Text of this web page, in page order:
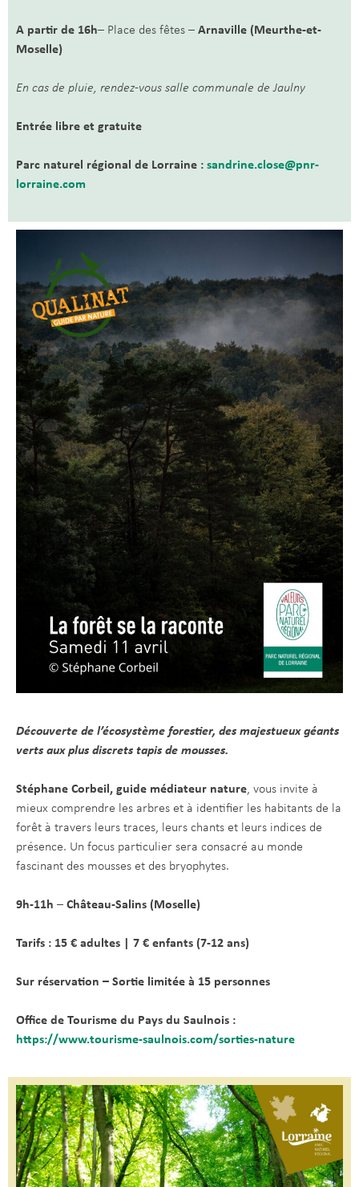
A partir de 16h– Place des fêtes – Arnaville (Meurthe-et-
Moselle)
En cas de pluie, rendez-vous salle communale de Jaulny
Entrée libre et gratuite
Parc naturel régional de Lorraine : sandrine.close@pnr-
lorraine.com
Découverte de l’écosystème forestier, des majestueux géants
verts aux plus discrets tapis de mousses.
Stéphane Corbeil, guide médiateur nature, vous invite à
mieux comprendre les arbres et à identifier les habitants de la
forêt à travers leurs traces, leurs chants et leurs indices de
présence. Un focus particulier sera consacré au monde
fascinant des mousses et des bryophytes.
9h-11h – Château-Salins (Moselle)
Tarifs : 15 € adultes | 7 € enfants (7-12 ans)
Sur réservation – Sortie limitée à 15 personnes
Office de Tourisme du Pays du Saulnois :
https://www.tourisme-saulnois.com/sorties-nature